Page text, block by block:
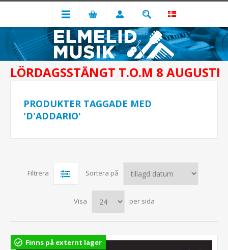
LÖRDAGSSTÄNGT T.O.M 8 AUGUSTI
PRODUKTER TAGGADE MED
'D'ADDARIO'
Filtrera Sortera på
Visa per sida
Finns på externt lager